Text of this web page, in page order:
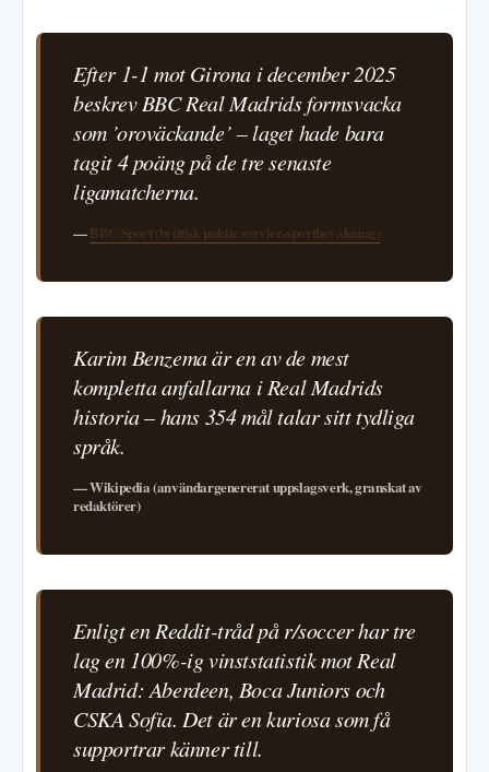
Efter 1-1 mot Girona i december 2025
beskrev BBC Real Madrids formsvacka
som ’oroväckande’ – laget hade bara
tagit 4 poäng på de tre senaste
ligamatcherna.
— BBC Sport (brittisk public service-sportbevakning)
Karim Benzema är en av de mest
kompletta anfallarna i Real Madrids
historia – hans 354 mål talar sitt tydliga
språk.
— Wikipedia (användargenererat uppslagsverk, granskat av
redaktörer)
Enligt en Reddit-tråd på r/soccer har tre
lag en 100%-ig vinststatistik mot Real
Madrid: Aberdeen, Boca Juniors och
CSKA Sofia. Det är en kuriosa som få
supportrar känner till.